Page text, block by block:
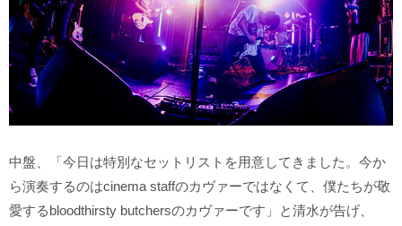
中盤、「今日は特別なセットリストを用意してきました。今か
ら演奏するのはcinema staffのカヴァーではなくて、僕たちが敬
愛するbloodthirsty butchersのカヴァーです」と清水が告げ、